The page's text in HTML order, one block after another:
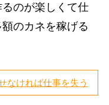
のが楽しくて仕
のカネを稼げる
なければ仕事を失う